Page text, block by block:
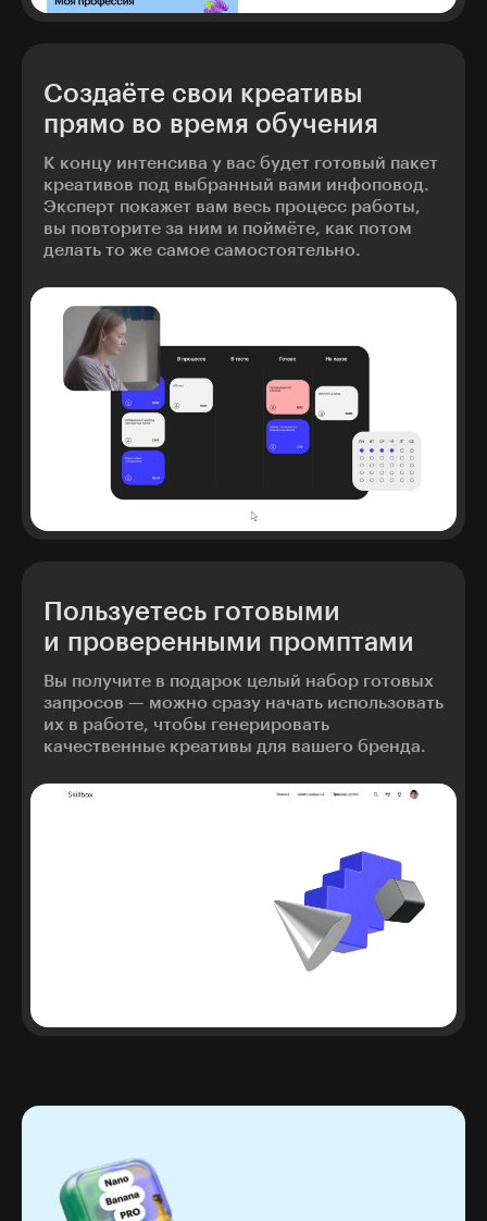
Создаёте свои креативы
прямо во время обучения
К концу интенсива у вас будет готовый пакет
креативов под выбранный вами инфоповод.
Эксперт покажет вам весь процесс работы,
вы повторите за ним и поймёте, как потом
делать то же самое самостоятельно.
Пользуетесь готовыми
и проверенными промптами
Вы получите в подарок целый набор готовых
запросов — можно сразу начать использовать
их в работе, чтобы генерировать
качественные креативы для вашего бренда.